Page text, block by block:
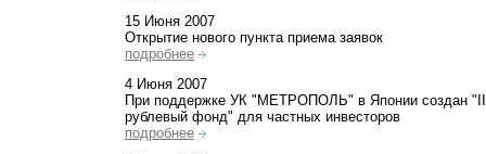
15 Июня 2007
Открытие нового пункта приема заявок
подробнее
4 Июня 2007
При поддержке УК "МЕТРОПОЛЬ" в Японии создан "II
рублевый фонд" для частных инвесторов
подробнее